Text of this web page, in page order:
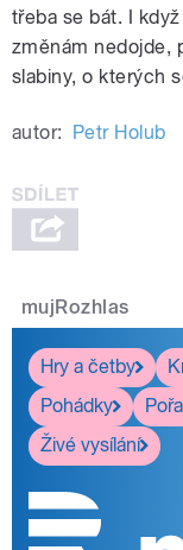
třeba se bát. I
změnám nedojde,
slabiny, o kterých
autor: Petr Holub
mujRozhlas
Hry a četby
Pohádky
Živé vysílání